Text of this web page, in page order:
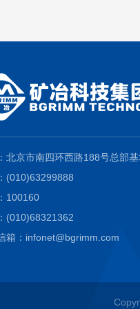
北京市南四环西路188号总部
(010)63299888
100160
(010)68321362
箱：infonet@bgrimm.com